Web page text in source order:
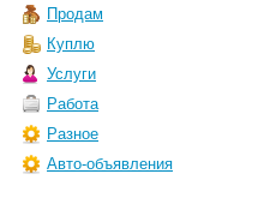
Продам
Куплю
Услуги
Работа
Разное
Авто-объявления